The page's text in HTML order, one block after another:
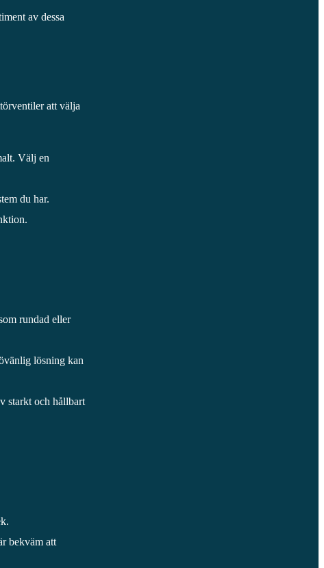
av dessa
att välja
Välj en
du har.
rundad eller
lösning kan
starkt och hållbart
bekväm att